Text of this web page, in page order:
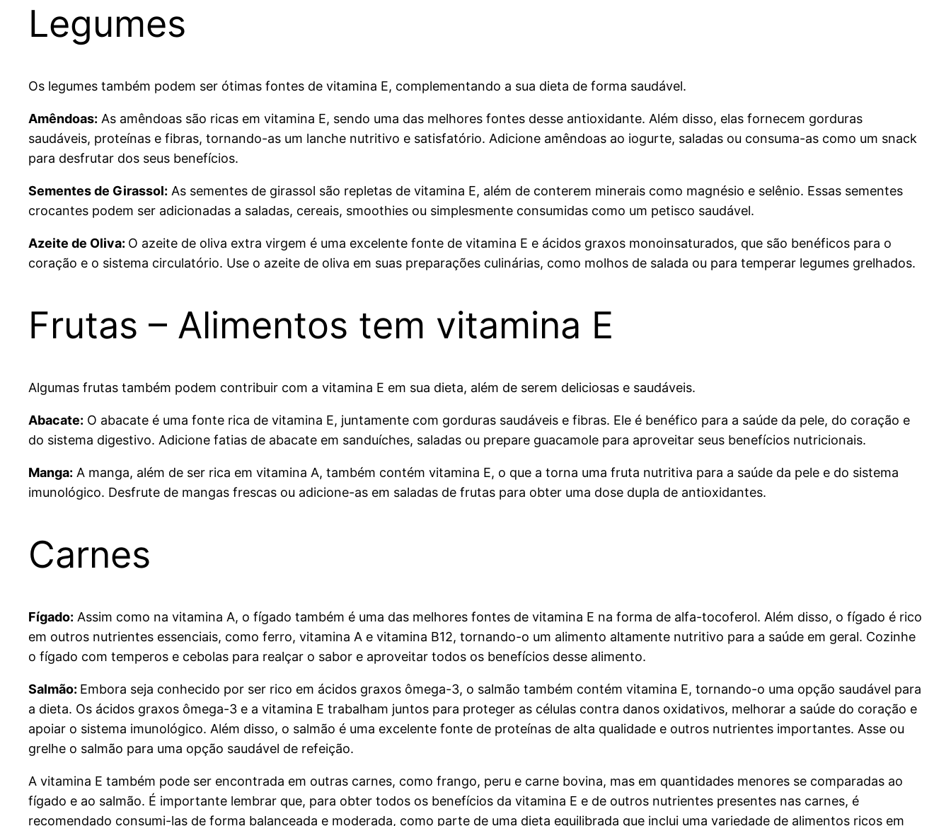
Legumes
Os legumes também podem ser ótimas fontes de vitamina E, complementando a sua dieta de forma saudável.
Amêndoas: As amêndoas são ricas em vitamina E, sendo uma das melhores fontes desse antioxidante. Além disso, elas fornecem gorduras
saudáveis, proteínas e fibras, tornando-as um lanche nutritivo e satisfatório. Adicione amêndoas ao iogurte, saladas ou consuma-as como um snack
para desfrutar dos seus benefícios.
Sementes de Girassol: As sementes de girassol são repletas de vitamina E, além de conterem minerais como magnésio e selênio. Essas sementes
crocantes podem ser adicionadas a saladas, cereais, smoothies ou simplesmente consumidas como um petisco saudável.
Azeite de Oliva: O azeite de oliva extra virgem é uma excelente fonte de vitamina E e ácidos graxos monoinsaturados, que são benéficos para o
coração e o sistema circulatório. Use o azeite de oliva em suas preparações culinárias, como molhos de salada ou para temperar legumes grelhados.
Frutas – Alimentos tem vitamina E
Algumas frutas também podem contribuir com a vitamina E em sua dieta, além de serem deliciosas e saudáveis.
Abacate: O abacate é uma fonte rica de vitamina E, juntamente com gorduras saudáveis e fibras. Ele é benéfico para a saúde da pele, do coração e
do sistema digestivo. Adicione fatias de abacate em sanduíches, saladas ou prepare guacamole para aproveitar seus benefícios nutricionais.
Manga: A manga, além de ser rica em vitamina A, também contém vitamina E, o que a torna uma fruta nutritiva para a saúde da pele e do sistema
imunológico. Desfrute de mangas frescas ou adicione-as em saladas de frutas para obter uma dose dupla de antioxidantes.
Carnes
Fígado: Assim como na vitamina A, o fígado também é uma das melhores fontes de vitamina E na forma de alfa-tocoferol. Além disso, o fígado é rico
em outros nutrientes essenciais, como ferro, vitamina A e vitamina B12, tornando-o um alimento altamente nutritivo para a saúde em geral. Cozinhe
o fígado com temperos e cebolas para realçar o sabor e aproveitar todos os benefícios desse alimento.
Salmão: Embora seja conhecido por ser rico em ácidos graxos ômega-3, o salmão também contém vitamina E, tornando-o uma opção saudável para
a dieta. Os ácidos graxos ômega-3 e a vitamina E trabalham juntos para proteger as células contra danos oxidativos, melhorar a saúde do coração e
apoiar o sistema imunológico. Além disso, o salmão é uma excelente fonte de proteínas de alta qualidade e outros nutrientes importantes. Asse ou
grelhe o salmão para uma opção saudável de refeição.
A vitamina E também pode ser encontrada em outras carnes, como frango, peru e carne bovina, mas em quantidades menores se comparadas ao
fígado e ao salmão. É importante lembrar que, para obter todos os benefícios da vitamina E e de outros nutrientes presentes nas carnes, é
recomendado consumi-las de forma balanceada e moderada, como parte de uma dieta equilibrada que inclui uma variedade de alimentos ricos em